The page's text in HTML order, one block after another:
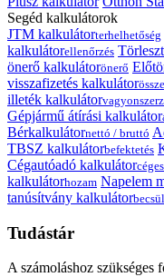
Segéd kalkulátorok
JTM kalkulátorterhelhetőség
kalkulátorellenőrzés
önerő kalkulátorönerő
visszafizetés kalkulátor
illeték kalkulátor
Gépjármű átírási kalkulátor
Bérkalkulátornettó / bruttó
TBSZ kalkulátorbefektetés
Cégautóadó kalkulátor
kalkulátorhozam Napelem
tanúsítvány kalkulátor
Tudástár
A számoláshoz szükséges